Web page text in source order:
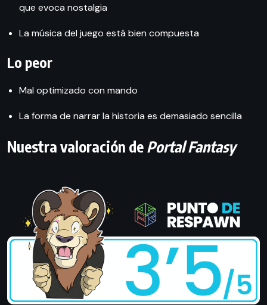
que evoca nostalgia
La música del juego está bien compuesta
Lo peor
Mal optimizado con mando
La forma de narrar la historia es demasiado sencilla
Nuestra valoración dePortal Fantasy